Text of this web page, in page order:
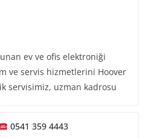
ev ve ofis elektroniği
ve servis hizmetlerini Hoover
servisimiz, uzman kadrosu
0541 359 4443